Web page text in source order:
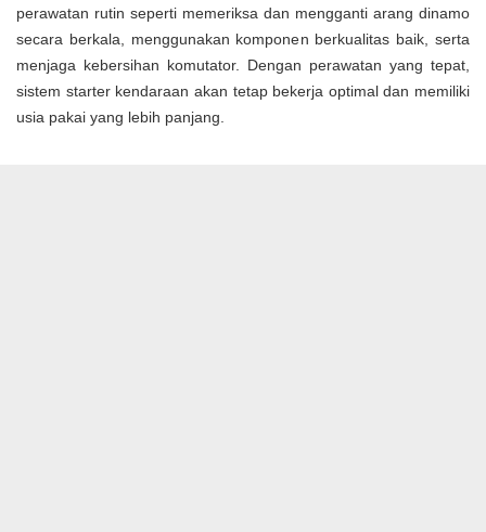
perawatan rutin seperti memeriksa dan mengganti arang dinamo
secara berkala, menggunakan komponen berkualitas baik, serta
menjaga kebersihan komutator. Dengan perawatan yang tepat,
sistem starter kendaraan akan tetap bekerja optimal dan memiliki
usia pakai yang lebih panjang.